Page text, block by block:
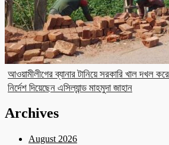
আওয়ামীলীগের ব্যানার টানিয়ে সরকারি খাল দখল করে
নির্দেশ দিয়েছেন এসিল্যান্ড মাহমুদা জাহান
Archives
August 2026